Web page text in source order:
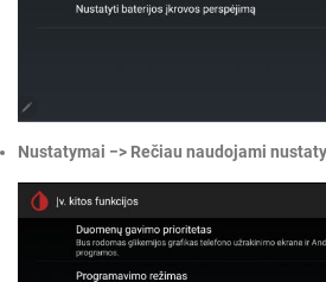
Nustatymai −> Rečiau naudojami